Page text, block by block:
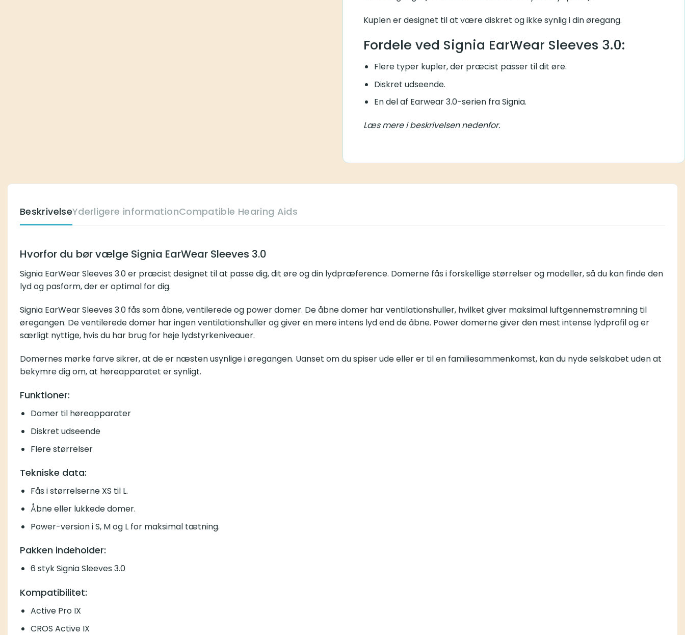
Kuplen er designet til at være diskret og ikke synlig i din øregang.
Fordele ved Signia EarWear Sleeves 3.0:
Flere typer kupler, der præcist passer til dit øre.
Diskret udseende.
En del af Earwear 3.0-serien fra Signia.
Læs mere i beskrivelsen nedenfor.
BeskrivelseYderligere informationCompatible Hearing Aids
Hvorfor du bør vælge Signia EarWear Sleeves 3.0
Signia EarWear Sleeves 3.0 er præcist designet til at passe dig, dit øre og din lydpræference. Domerne fås i forskellige størrelser og modeller, så du kan finde den
lyd og pasform, der er optimal for dig.
Signia EarWear Sleeves 3.0 fås som åbne, ventilerede og power domer. De åbne domer har ventilationshuller, hvilket giver maksimal luftgennemstrømning til
øregangen. De ventilerede domer har ingen ventilationshuller og giver en mere intens lyd end de åbne. Power domerne giver den mest intense lydprofil og er
særligt nyttige, hvis du har brug for høje lydstyrkeniveauer.
Domernes mørke farve sikrer, at de er næsten usynlige i øregangen. Uanset om du spiser ude eller er til en familiesammenkomst, kan du nyde selskabet uden at
bekymre dig om, at høreapparatet er synligt.
Funktioner:
Domer til høreapparater
Diskret udseende
Flere størrelser
Tekniske data:
Fås i størrelserne XS til L.
Åbne eller lukkede domer.
Power-version i S, M og L for maksimal tætning.
Pakken indeholder:
6 styk Signia Sleeves 3.0
Kompatibilitet:
Active Pro IX
CROS Active IX